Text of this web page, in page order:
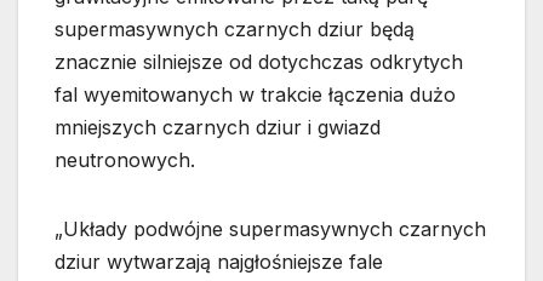
supermasywnych czarnych dziur będą
znacznie silniejsze od dotychczas odkrytych
fal wyemitowanych w trakcie łączenia dużo
mniejszych czarnych dziur i gwiazd
neutronowych.
„Układy podwójne supermasywnych czarnych
dziur wytwarzają najgłośniejsze fale